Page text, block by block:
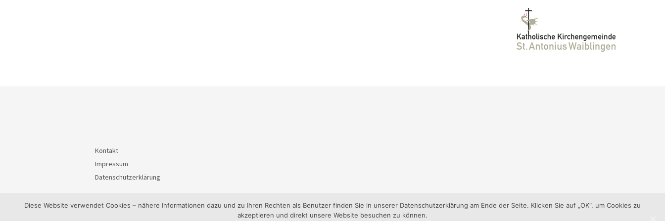
Kontakt
Impressum
Datenschutzerklärung
Diese Website verwendet Cookies – nähere Informationen dazu und zu Ihren Rechten als Benutzer finden Sie in unserer Datenschutzerklärung am Ende der Seite. Klicken Sie auf „OK“, um Cookies zu
akzeptieren und direkt unsere Website besuchen zu können.